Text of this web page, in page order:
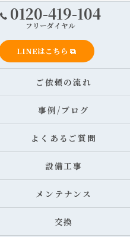
0120-419-104
フリーダイヤル
LINEはこちら
ご依頼の流れ
事例/ブログ
よくあるご質問
設備工事
メンテナンス
交換